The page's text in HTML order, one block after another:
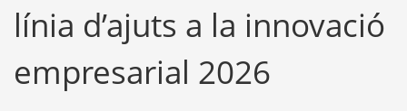
línia d’ajuts a la innovació
empresarial 2026